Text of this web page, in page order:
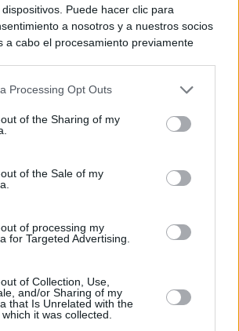
Puede hacer clic para
a nosotros y a nuestros socios
a cabo el procesamiento previamente
Tenga en cuenta que algún
pero usted tiene el derecho de
Sus preferencias se aplicarán
entrando de nuevo en este sitio web o
de privacidad.
Processing Opt Outs
of the Sharing of my
of the Sale of my
of processing my
for Targeted Advertising.
of Collection, Use,
and/or Sharing of my
that Is Unrelated with the
it was collected.